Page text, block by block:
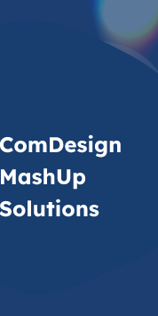
Solutions